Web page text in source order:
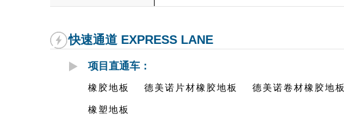
快速通道 EXPRESS LANE
项目直通车：
橡胶地板 德美诺片材橡胶地板 德美诺卷材橡胶地板
橡塑地板